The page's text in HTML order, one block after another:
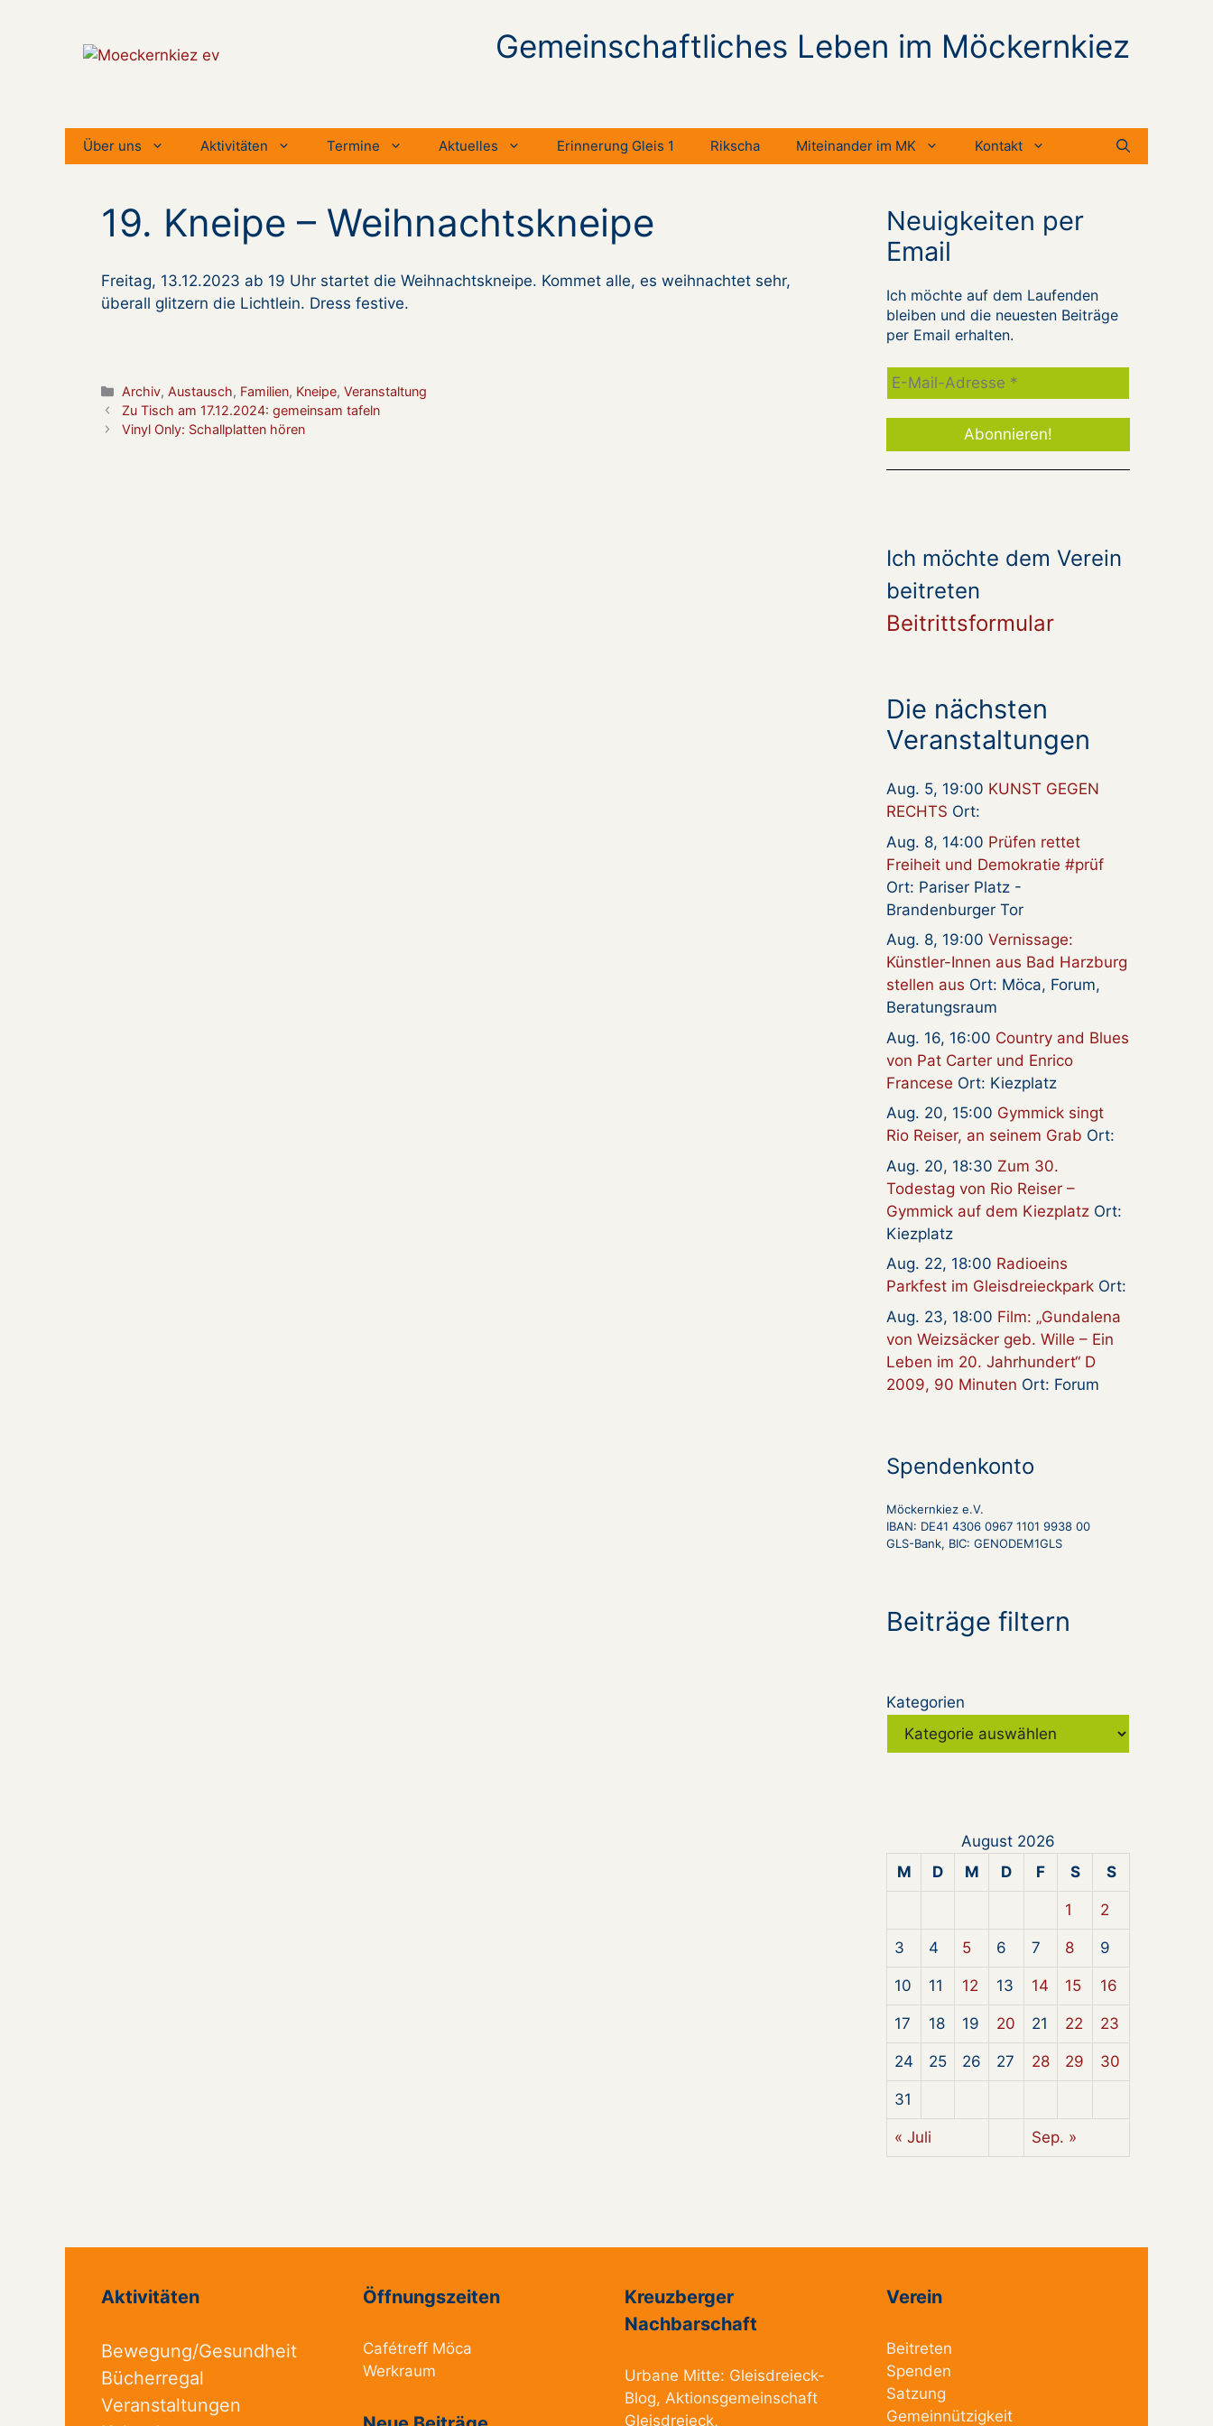
Gemeinschaftliches Leben im Möckernkiez
Über uns Aktivitäten Termine Aktuelles Erinnerung Gleis 1 Rikscha Miteinander im MK Kontakt
19. Kneipe – Weihnachtskneipe
Freitag, 13.12.2023 ab 19 Uhr startet die Weihnachtskneipe. Kommet alle, es weihnachtet sehr,
überall glitzern die Lichtlein. Dress festive.
Kategorien
Archiv, Austausch, Familien, Kneipe,Veranstaltung
Zu Tisch am 17.12.2024: gemeinsam tafeln
Vinyl Only: Schallplatten hören
Neuigkeiten per
Email
Ich möchte auf dem Laufenden
bleiben und die neuesten Beiträge
per Email erhalten.
Ich möchte dem Verein
beitreten
Beitrittsformular
Die nächsten
Veranstaltungen
Aug. 5, 19:00 KUNST GEGEN
RECHTS Ort:
Aug. 8, 14:00 Prüfen rettet
Freiheit und Demokratie #prüf
Ort: Pariser Platz -
Brandenburger Tor
Aug. 8, 19:00 Vernissage:
Künstler-Innen aus Bad Harzburg
stellen aus Ort: Möca, Forum,
Beratungsraum
Aug. 16, 16:00 Country and Blues
von Pat Carter und Enrico
Francese Ort: Kiezplatz
Aug. 20, 15:00 Gymmick singt
Rio Reiser, an seinem Grab Ort:
Aug. 20, 18:30 Zum 30.
Todestag von Rio Reiser –
Gymmick auf dem Kiezplatz Ort:
Kiezplatz
Aug. 22, 18:00 Radioeins
Parkfest im Gleisdreieckpark Ort:
Aug. 23, 18:00 Film: „Gundalena
von Weizsäcker geb. Wille – Ein
Leben im 20. Jahrhundert“ D
2009, 90 Minuten Ort: Forum
Spendenkonto
Möckernkiez e.V.
IBAN: DE41 4306 0967 1101 9938 00
GLS-Bank, BIC: GENODEM1GLS
Beiträge filtern
Kategorien
August 2026
M
D M D F S S
1 2
3 4 5 6 7 8 9
10 11 12 13 14 15 16
17 18 19 20 21 22 23
24 25 26 27 28 29 30
31
« Juli Sep. »
Aktivitäten
Bewegung/Gesundheit
Bücherregal
Veranstaltungen
Öffnungszeiten
Cafétreff Möca
Werkraum
Kreuzberger
Nachbarschaft
Urbane Mitte: Gleisdreieck-
Blog, Aktionsgemeinschaft
Gleisdreieck,
Verein
Beitreten
Spenden
Satzung
Gemeinnützigkeit